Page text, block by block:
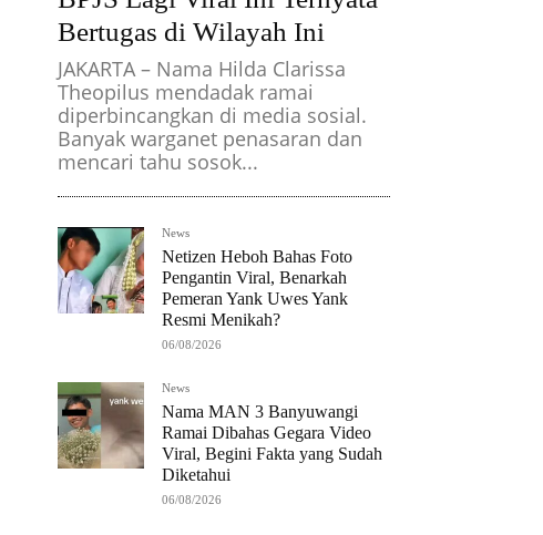
Bertugas di Wilayah Ini
JAKARTA – Nama Hilda Clarissa
Theopilus mendadak ramai
diperbincangkan di media sosial.
Banyak warganet penasaran dan
mencari tahu sosok...
News
Netizen Heboh Bahas Foto
Pengantin Viral, Benarkah
Pemeran Yank Uwes Yank
Resmi Menikah?
06/08/2026
News
Nama MAN 3 Banyuwangi
Ramai Dibahas Gegara Video
Viral, Begini Fakta yang Sudah
Diketahui
06/08/2026